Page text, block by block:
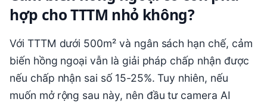
hợp cho TTTM nhỏ không?
Với TTTM dưới 500m² và ngân sách hạn chế, cảm
biến hồng ngoại vẫn là giải pháp chấp nhận được
nếu chấp nhận sai số 15-25%. Tuy nhiên, nếu
muốn mở rộng sau này, nên đầu tư camera AI